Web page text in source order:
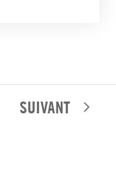
SUIVANT